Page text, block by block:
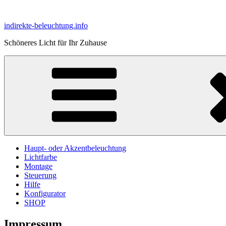
springen
indirekte-beleuchtung.info
Schöneres Licht für Ihr Zuhause
Haupt- oder Akzentbeleuchtung
Lichtfarbe
Montage
Steuerung
Hilfe
Konfigurator
SHOP